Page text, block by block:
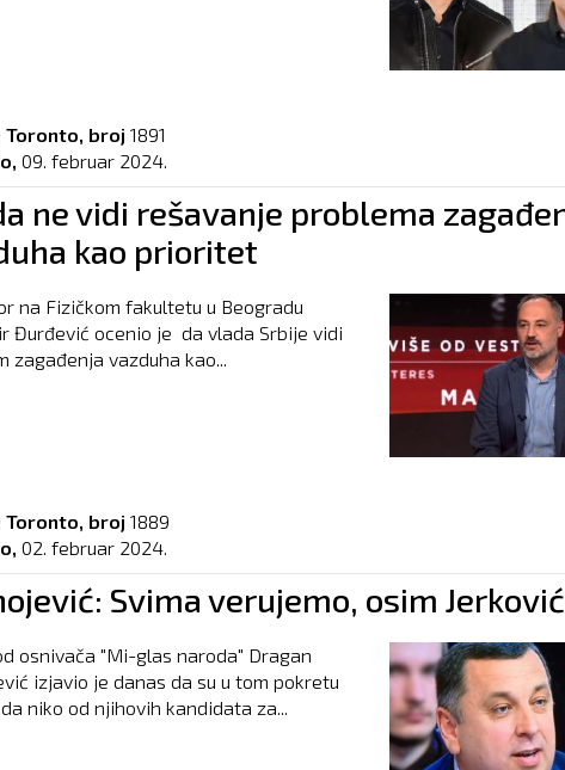
Toronto, broj 1891
09. februar 2024.
ne vidi rešavanje problema
kao prioritet
na Fizičkom fakultetu u Beogradu
Đurđević ocenio je da vlada Srbije vidi
zagađenja vazduha kao...
Toronto, broj 1889
02. februar 2024.
Svima verujemo, osim
osnivača "Mi-glas naroda" Dragan
izjavio je danas da su u tom pokretu
niko od njihovih kandidata za...